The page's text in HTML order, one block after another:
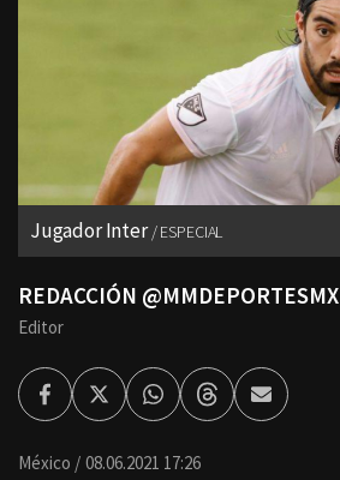
Jugador Inter ESPECIAL
REDACCIÓN @MMDEPORTESMX
Editor
FacebookTwitterWhatsappThreadsEnviar
por
México 08.06.2021 17:26